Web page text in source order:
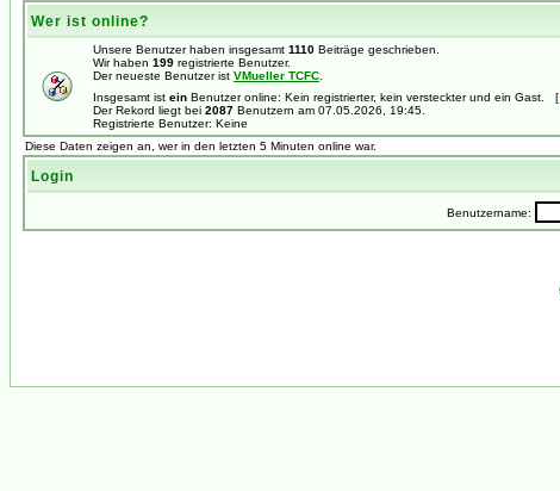
Wer ist online?
Unsere Benutzer haben insgesamt 1110 Beiträge geschrieben.
Wir haben 199 registrierte Benutzer.
Der neueste Benutzer ist VMueller TCFC
Insgesamt ist ein Benutzer online: Kein registrierter, kein versteckter und ein Gast. [
Der Rekord liegt bei 2087 Benutzern am 07.05.2026, 19:45.
Registrierte Benutzer: Keine
Diese Daten zeigen an, wer in den letzten 5 Minuten online war.
Login
Benutzername: